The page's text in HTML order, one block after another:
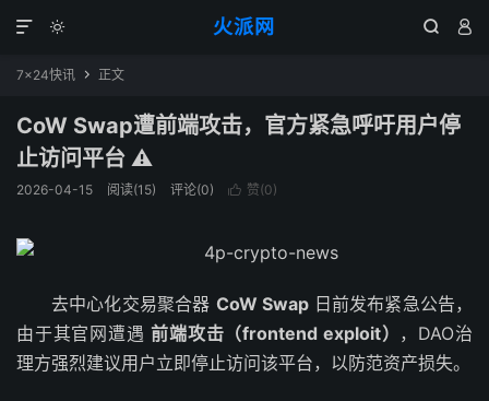
火派网
  

7×24快讯  正文
CoW Swap遭前端攻击，官方紧急呼吁用户停
止访问平台 ⚠️
2026-04-15 阅读(15) 评论(0)  赞(0)
去中心化交易聚合器 CoW Swap日前发布紧急公告，
由于其官网遭遇前端攻击（frontend exploit） ，DAO治
理方强烈建议用户立即停止访问该平台，以防范资产损失。